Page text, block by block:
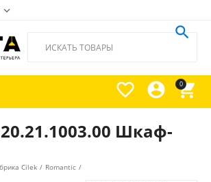

0




Шкаф-
Cilek / Romantic /